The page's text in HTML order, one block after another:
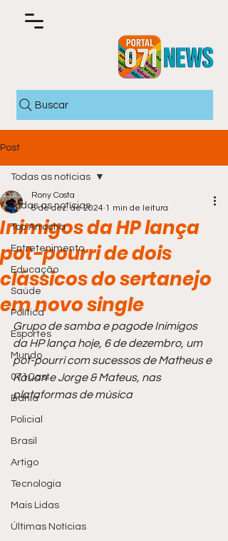
Buscar
Post
Todas as notícias
Top Arrocha
Entretenimento
Educação
Saúde
Política
Esportes
Mundo
071Cast
Bahia
Policial
Brasil
Artigo
Tecnologia
Mais Lidas
Últimas Notícias
Todas as notícias
Inimigos da HP lança
pot-pourri de dois
clássicos do sertanejo
em novo single
Rony Costa
8 de dez. de 2024 1 min de leitura
Grupo de samba e pagode Inimigos
da HP lança hoje, 6 de dezembro, um
pot-pourri com sucessos de Matheus e
Kauan e Jorge & Mateus, nas
plataformas de música